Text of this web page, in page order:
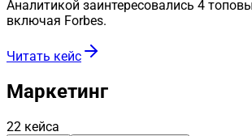
Аналитикой заинтересовались 4
включая Forbes.
Читать кейс
Маркетинг
22 кейса